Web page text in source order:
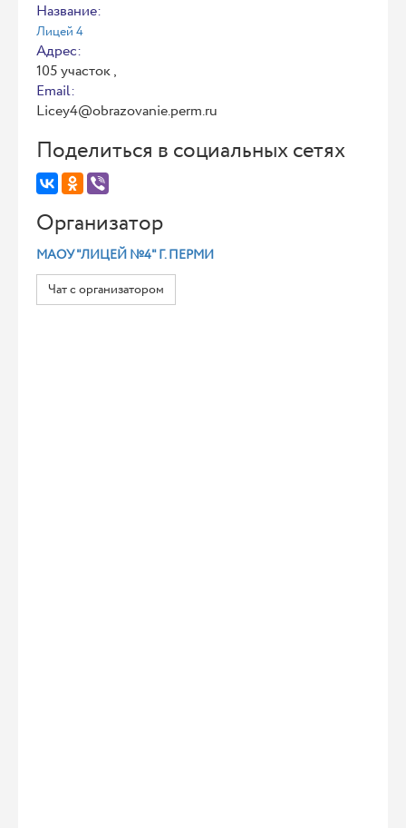
Название:
Лицей 4
Адрес:
105 участок ,
Email:
Licey4@obrazovanie.perm.ru
Поделиться в социальных сетях
Организатор
МАОУ "ЛИЦЕЙ №4" Г. ПЕРМИ
Чат с организатором